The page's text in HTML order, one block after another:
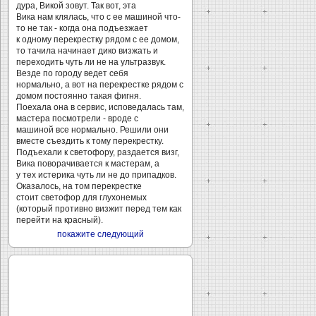
дура, Викой зовут. Так вот, эта
Вика нам клялась, что с ее машиной что-
то не так - когда она подъезжает
к одному перекрестку рядом с ее домом,
то тачила начинает дико визжать и
переходить чуть ли не на ультразвук.
Везде по городу ведет себя
нормально, а вот на перекрестке рядом с
домом постоянно такая фигня.
Поехала она в сервис, исповедалась там,
мастера посмотрели - вроде с
машиной все нормально. Решили они
вместе съездить к тому перекрестку.
Подъехали к светофору, раздается визг,
Вика поворачивается к мастерам, а
у тех истерика чуть ли не до припадков.
Оказалось, на том перекрестке
стоит светофор для глухонемых
(который противно визжит перед тем как
перейти на красный).
покажите следующий